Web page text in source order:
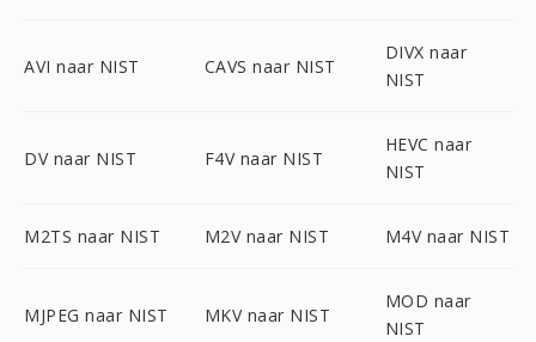
AVI naar NIST CAVS naar NIST
DIVX naar
NIST
DV naar NIST F4V naar NIST
HEVC naar
NIST
M2TS naar NIST M2V naar NIST M4V naar NIST
MJPEG naar NIST MKV naar NIST
MOD naar
NIST